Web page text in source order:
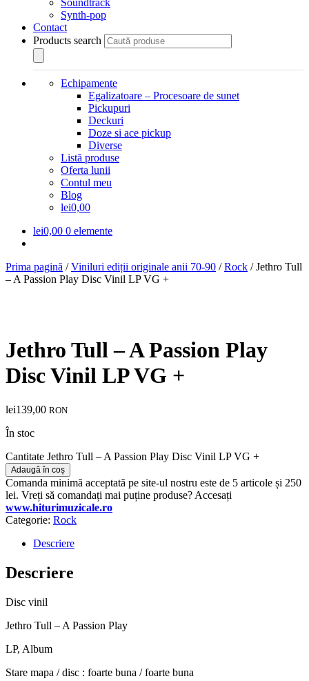
Soundtrack
Synth-pop
Contact
Products search
Echipamente
Egalizatoare – Procesoare de sunet
Pickupuri
Deckuri
Doze si ace pickup
Diverse
Listă produse
Oferta lunii
Contul meu
Blog
lei0,00
lei0,00 0 elemente
Prima pagină /Viniluri ediții originale anii 70-90 /Rock /Jethro Tull
– A Passion Play Disc Vinil LP VG +
Jethro Tull – A Passion Play
Disc Vinil LP VG +
lei139,00 RON
În stoc
Cantitate Jethro Tull – A Passion Play Disc Vinil LP VG +
Adaugă în coș
Comanda minimă acceptată pe site-ul nostru este de 5 articole și 250
lei. Vreți să comandați mai puține produse? Accesați
www.hiturimuzicale.ro
Categorie: Rock
Descriere
Descriere
Disc vinil
Jethro Tull – A Passion Play
LP, Album
Stare mapa / disc : foarte buna / foarte buna